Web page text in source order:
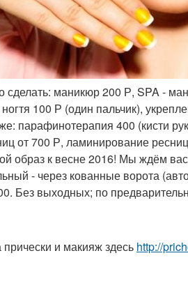
сделать: маникюр 200 Р, SPA -
100 Р (один пальчик),
парафинотерапия 400 (кисти
от 700 Р, ламинирование
образ к весне 2016! Мы ждём
- через кованные ворота
Без выходных; по
и макияж здесь http://